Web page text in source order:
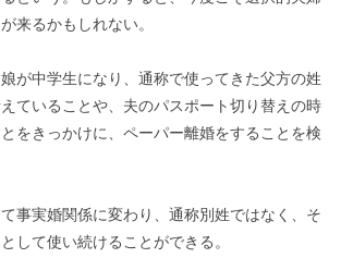
来るかもしれない。
が中学生になり、通称で使ってきた父方の姓
ていることや、夫のパスポート切り替えの時
をきっかけに、ペーパー離婚をすることを検
事実婚関係に変わり、通称別姓ではなく、そ
して使い続けることができる。